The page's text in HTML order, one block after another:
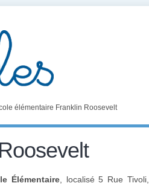
élémentaire Franklin Roosevelt
Élémentaire, localisé 5 Rue